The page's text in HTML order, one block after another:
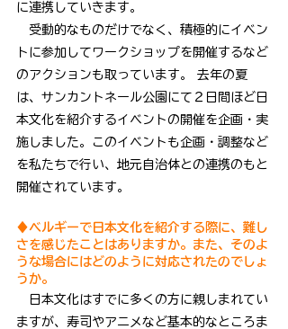
に連携していきます。
受動的なものだけでなく、積極的にイベン
トに参加してワークショップを開催するなど
のアクションも取っています。 去年の夏
は、サンカントネール公園にて２日間ほど日
本文化を紹介するイベントの開催を企画・実
施しました。このイベントも企画・調整など
を私たちで行い、地元自治体との連携のもと
開催されています。
♦ベルギーで日本文化を紹介する際に、難し
さを感じたことはありますか。また、そのよ
うな場合にはどのように対応されたのでしょ
うか。
日本文化はすでに多くの方に親しまれてい
ますが、寿司やアニメなど基本的なところま